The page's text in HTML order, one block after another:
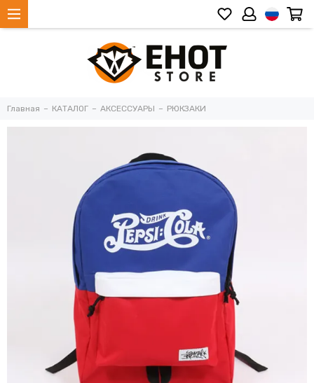
Главная КАТАЛОГ АКСЕССУАРЫ РЮКЗАКИ